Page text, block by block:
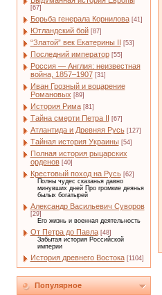
[67]
Борьба генерала Корнилова [41]
Ютландский бой [87]
“Златой” век Екатерины II [53]
Последний император [55]
Россия — Англия: неизвестная
война, 1857–1907 [31]
Иван Грозный и воцарение
Романовых [89]
История Рима [81]
Тайна смерти Петра II [67]
Атлантида и Древняя Русь [127]
Тайная история Украины [54]
Полная история рыцарских
орденов [40]
Крестовый поход на Русь [62]
Полны чудес сказанья давно
минувших дней Про громкие деянья
былых богатырей
Александр Васильевич Суворов
[29]
Его жизнь и военная деятельность
От Петра до Павла [48]
Забытая история Российской
империи
История древнего Востока [1104]
Популярное